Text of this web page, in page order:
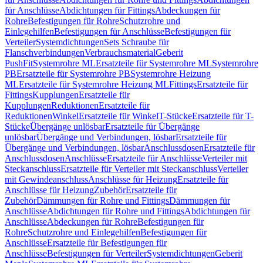
für AnschlüsseAbdichtungen für FittingsAbdeckungen für
RohreBefestigungen für RohreSchutzrohre und
EinlegehilfenBefestigungen für AnschlüsseBefestigungen für
VerteilerSystemdichtungenSets Schraube für
FlanschverbindungenVerbrauchsmaterialGeberit
PushFitSystemrohre MLErsatzteile für Systemrohre MLSystemrohre
PBErsatzteile für Systemrohre PBSystemrohre Heizung
MLErsatzteile für Systemrohre Heizung MLFittingsErsatzteile für
FittingsKupplungenErsatzteile für
KupplungenReduktionenErsatzteile für
ReduktionenWinkelErsatzteile für WinkelT-StückeErsatzteile für T-
StückeÜbergänge unlösbarErsatzteile für Übergänge
unlösbarÜbergänge und Verbindungen, lösbarErsatzteile für
Übergänge und Verbindungen, lösbarAnschlussdosenErsatzteile für
AnschlussdosenAnschlüsseErsatzteile für AnschlüsseVerteiler mit
SteckanschlussErsatzteile für Verteiler mit SteckanschlussVerteiler
mit GewindeanschlussAnschlüsse für HeizungErsatzteile für
Anschlüsse für HeizungZubehörErsatzteile für
ZubehörDämmungen für Rohre und FittingsDämmungen für
AnschlüsseAbdichtungen für Rohre und FittingsAbdichtungen für
AnschlüsseAbdeckungen für RohreBefestigungen für
RohreSchutzrohre und EinlegehilfenBefestigungen für
AnschlüsseErsatzteile für Befestigungen für
AnschlüsseBefestigungen für VerteilerSystemdichtungenGeberit